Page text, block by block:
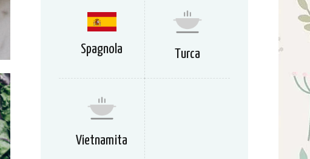
Spagnola Turca
Vietnamita